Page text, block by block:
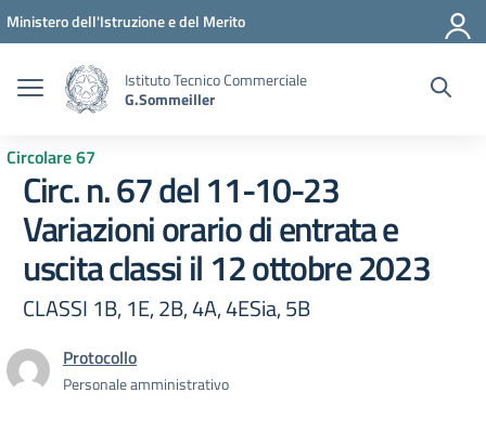
Vai ai contenuti
Vai al menu di navigazione
Vai al footer
Ministero dell'Istruzione e del Merito
Istituto Tecnico Commerciale
G.Sommeiller
Circolare 67
Circ. n. 67 del 11-10-23
Variazioni orario di entrata e
uscita classi il 12 ottobre 2023
CLASSI 1B, 1E, 2B, 4A, 4ESia, 5B
Protocollo
Personale amministrativo